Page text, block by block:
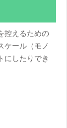
控えるための
ケール（モノ
にしたりでき